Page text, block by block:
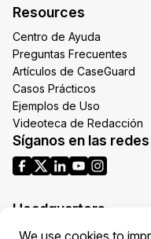
Resources
Centro de Ayuda
Preguntas Frecuentes
Artículos de CaseGuard
Casos Prácticos
Ejemplos de Uso
Videoteca de Redacción
Síganos en las
Headquarters